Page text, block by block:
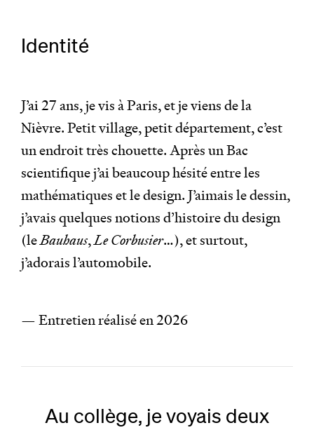
Identité
J’ai 27 ans, je vis à Paris, et je viens de la
Nièvre. Petit village, petit département, c’est
un endroit très chouette. Après un Bac
scientifique j’ai beaucoup hésité entre les
mathématiques et le design. J’aimais le dessin,
j’avais quelques notions d’histoire du design
(leBauhaus,Le Corbusier…), et surtout,
j’adorais l’automobile.
— Entretien réalisé en 2026
Au collège, je voyais deux